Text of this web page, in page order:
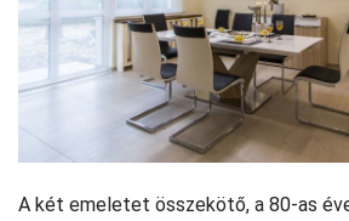
A két emeletet összekötő, a 80-as